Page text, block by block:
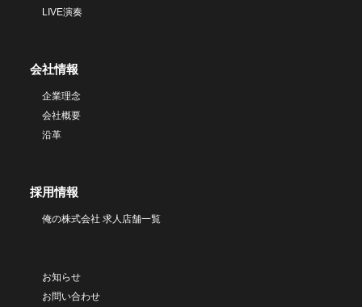
LIVE演奏
会社情報
企業理念
会社概要
沿革
採用情報
俺の株式会社 求人店舗一覧
お知らせ
お問い合わせ